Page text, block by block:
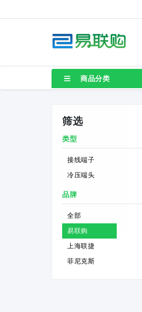
商品分类
筛选
类型
接线端子
冷压端头
品牌
全部
易联购
上海联捷
菲尼克斯